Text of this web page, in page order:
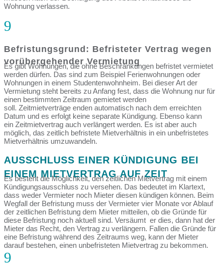
Wohnung verlassen.
9
Befristungsgrund: Befristeter Vertrag wegen
vorübergehender Vermietung
Es gibt Wohnungen, die ohne Beschränkungen befristet vermietet
werden dürfen. Das sind zum Beispiel Ferienwohnungen oder
Wohnungen in einem Studentenwohnheim. Bei dieser Art der
Vermietung steht bereits zu Anfang fest, dass die Wohnung nur für
einen bestimmten Zeitraum gemietet werden
soll. Zeitmietverträge enden automatisch nach dem erreichten
Datum und es erfolgt keine separate Kündigung. Ebenso kann
ein Zeitmietvertrag auch verlängert werden. Es ist aber auch
möglich, das zeitlich befristete Mietverhältnis in ein unbefristetes
Mietverhältnis umzuwandeln.
AUSSCHLUSS EINER KÜNDIGUNG BEI
EINEM MIETVERTRAG AUF ZEIT
Es besteht die Möglichkeit, den zeitlichen Mietvertrag mit einem
Kündigungsausschluss zu versehen. Das bedeutet im Klartext,
dass weder Vermieter noch Mieter diesen kündigen können. Beim
Wegfall der Befristung muss der Vermieter vier Monate vor Ablauf
der zeitlichen Befristung dem Mieter mitteilen, ob die Gründe für
diese Befristung noch aktuell sind. Versäumt er dies, dann hat der
Mieter das Recht, den Vertrag zu verlängern. Fallen die Gründe für
eine Befristung während des Zeitraums weg, kann der Mieter
darauf bestehen, einen unbefristeten Mietvertrag zu bekommen.
9